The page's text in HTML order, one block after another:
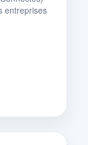
entreprises